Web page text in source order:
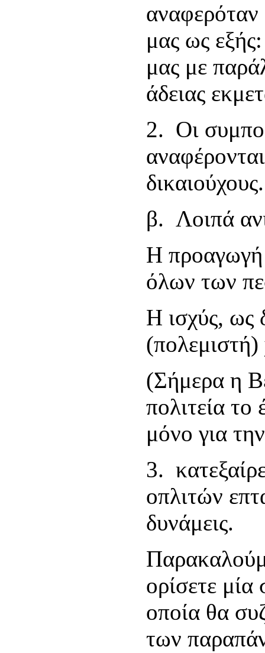
αναφερόταν
μας ως
μας με
άδειας
2. Οι
δικαιούχους.
β. Λοιπά
Η προαγωγή
όλων των
Η ισχύς, ως
(πολεμιστή)
(Σήμερα η
πολιτεία
μόνο για
3.
οπλιτών
δυνάμεις.
ορίσετε
οποία θα
των